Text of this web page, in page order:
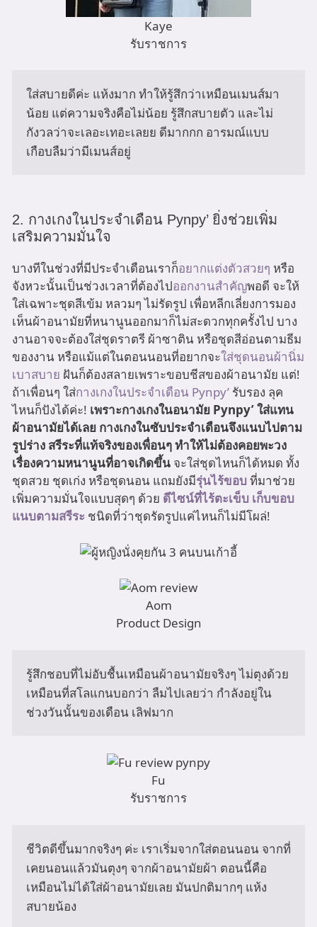
Kaye
รับราชการ
ใส่สบายดีค่ะ แห้งมาก ทำให้รู้สึกว่าเหมือนเมนส์มา
น้อย แต่ความจริงคือไม่น้อย รู้สึกสบายตัว และไม่
กังวลว่าจะเลอะเทอะเลยย ดีมากกก อารมณ์แบบ
เกือบลืมว่ามีเมนส์อยู่
2. กางเกงในประจำเดือน Pynpy’ ยิ่งช่วยเพิ่ม
เสริมความมั่นใจ
บางทีในช่วงที่มีประจำเดือนเราก็อยากแต่งตัวสวยๆ หรือ
จังหวะนั้นเป็นช่วงเวลาที่ต้องไปออกงานสำคัญพอดี จะให้
ใส่เฉพาะชุดสีเข้ม หลวมๆ ไม่รัดรูป เพื่อหลีกเลี่ยงการมอง
เห็นผ้าอนามัยที่หนานูนออกมาก็ไม่สะดวกทุกครั้งไป บาง
งานอาจจะต้องใส่ชุดราตรี ผ้าซาติน หรือชุดสีอ่อนตามธีม
ของงาน หรือแม้แต่ในตอนนอนที่อยากจะใส่ชุดนอนผ้านิ่ม
เบาสบาย ฝันก็ต้องสลายเพราะขอบชีสของผ้าอนามัย แต่!
ถ้าเพื่อนๆ ใส่กางเกงในประจำเดือน Pynpy’ รับรอง ลุค
ไหนก็ปังได้ค่ะ! เพราะกางเกงในอนามัย Pynpy’ ใส่แทน
ผ้าอนามัยได้เลย กางเกงในซับประจำเดือนจึงแนบไปตาม
รูปร่าง สรีระที่แท้จริงของเพื่อนๆ ทำให้ไม่ต้องคอยพะวง
เรื่องความหนานูนที่อาจเกิดขึ้น จะใส่ชุดไหนก็ได้หมด ทั้ง
ชุดสวย ชุดเก่ง หรือชุดนอน แถมยังมีรุ่นไร้ขอบที่มาช่วย
เพิ่มความมั่นใจแบบสุดๆ ด้วย ดีไซน์ที่ไร้ตะเข็บ เก็บขอบ
แนบตามสรีระ ชนิดที่ว่าชุดรัดรูปแค่ไหนก็ไม่มีโผล่!
Aom
Product Design
รู้สึกชอบที่ไม่อับชื้นเหมือนผ้าอนามัยจริงๆ ไม่ตุงด้วย
เหมือนที่สโลแกนบอกว่า ลืมไปเลยว่า กำลังอยู่ใน
ช่วงวันนั้นของเดือน เลิฟมาก
Fu
รับราชการ
ชีวิตดีขึ้นมากจริงๆ ค่ะ เราเริ่มจากใส่ตอนนอน จากที่
เคยนอนแล้วมันตุงๆ จากผ้าอนามัยผ้า ตอนนี้คือ
เหมือนไม่ได้ใส่ผ้าอนามัยเลย มันปกติมากๆ แห้ง
สบายน้อง